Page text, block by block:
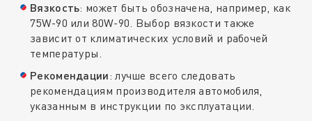
Вязкость: может быть обозначена, например, как
75W-90 или 80W-90. Выбор вязкости также
зависит от климатических условий и рабочей
температуры.
Рекомендации: лучше всего следовать
рекомендациям производителя автомобиля,
указанным в инструкции по эксплуатации.